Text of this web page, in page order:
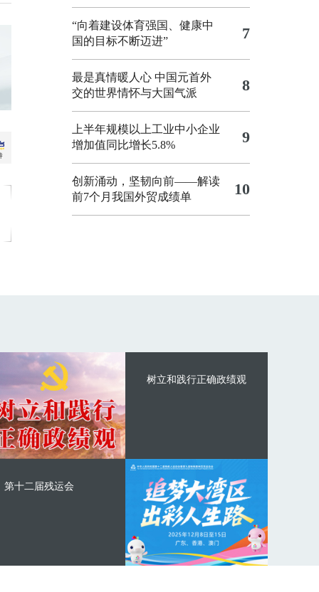
“向着建设体育强国、健康中
国的目标不断迈进”
7
最是真情暖人心 中国元首外
交的世界情怀与大国气派
8
上半年规模以上工业中小企业
增加值同比增长5.8%
9
创新涌动，坚韧向前——解读
前7个月我国外贸成绩单
10
树立和践行正确政绩观
第十二届残运会